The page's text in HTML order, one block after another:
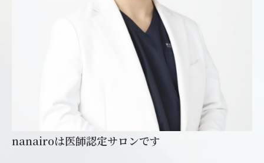
nanairoは医師認定サロンです